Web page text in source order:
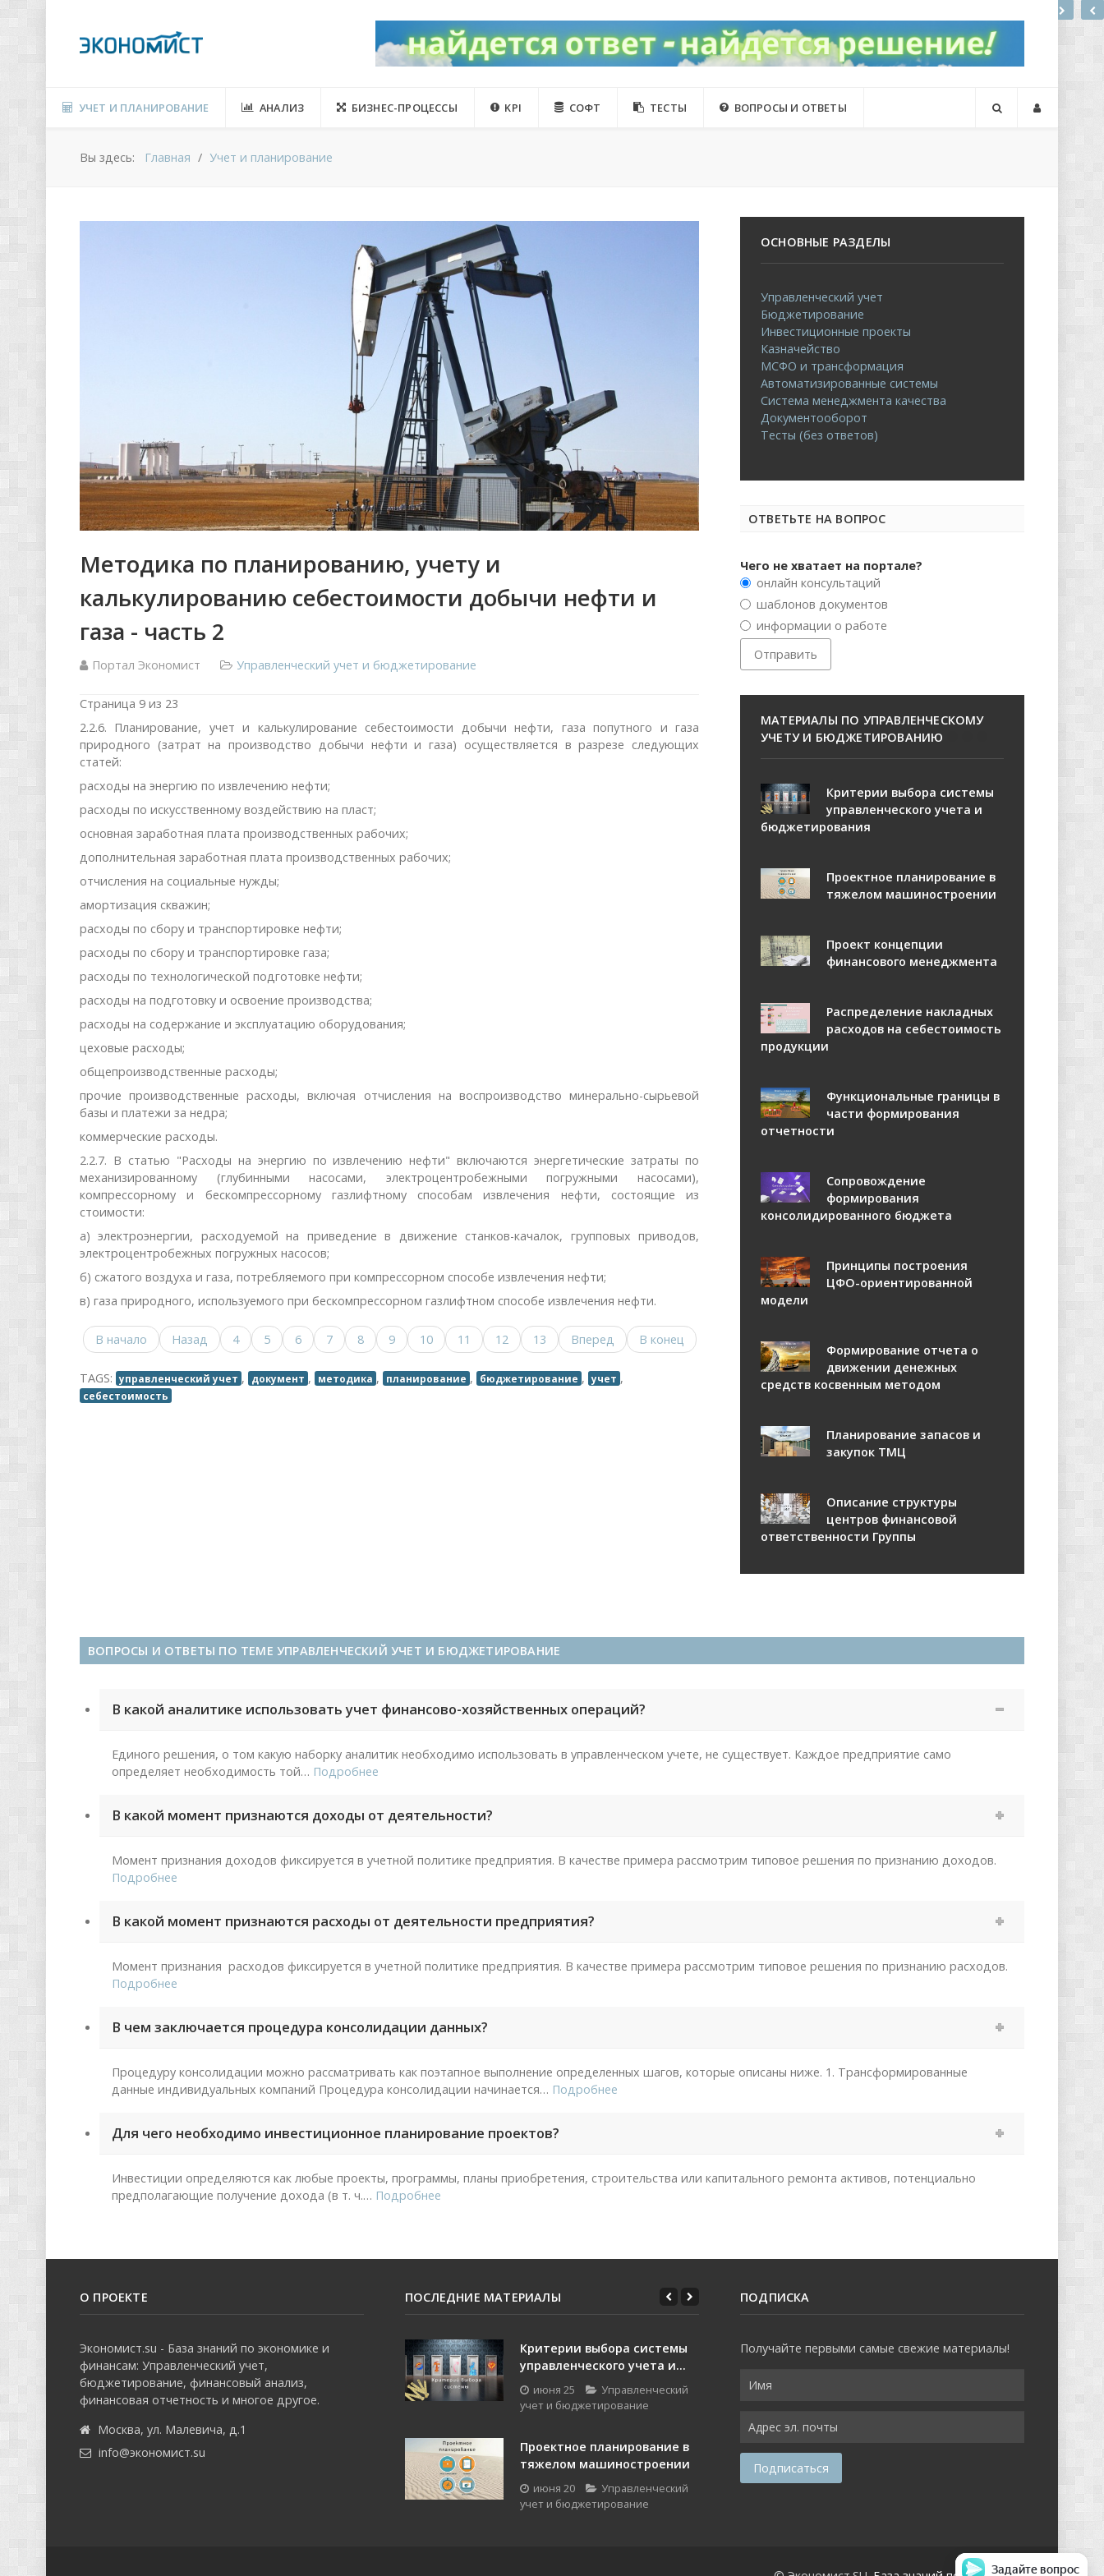
УЧЕТ И ПЛАНИРОВАНИЕ АНАЛИЗ БИЗНЕС-ПРОЦЕССЫ KPI СОФТ ТЕСТЫ ВОПРОСЫ И ОТВЕТЫ
Вы здесь: Главная Учет и планирование
Методика по планированию, учету и
калькулированию себестоимости добычи нефти и
газа - часть 2
Портал Экономист Управленческий учет и бюджетирование
Страница 9 из 23
2.2.6. Планирование, учет и калькулирование себестоимости добычи нефти, газa попутного и газа
природного (затрат на производство добычи нефти и газа) осуществляется в paзрезe следующих
статей:
расходы на энергию по извлечению нефти;
расходы по искусственному воздействию на пласт;
основная заработная плата производственных рабочих;
дополнительная заработная плата производственных рабочих;
отчисления на социальные нужды;
амортизация скважин;
расходы по сбору и транспортировке нефти;
расходы по сбору и транспортировке газа;
расходы по технологической подготовке нефти;
расходы на подготовку и освоение производства;
расходы на содержание и эксплуатацию оборудования;
цеховые расходы;
общепроизводственные расходы;
прочие производственные расходы, включая отчисления на воспроизводство минерально-сырьевой
базы и платежи за недра;
коммерческие расходы.
2.2.7. В статью "Расходы на энергию по извлечению нефти" включаются энергетические затраты по
механизированному (глубинными насосами, электроцентробежными погружными насосами),
компрессорному и бескомпрессорному газлифтному способам извлечения нефти, состоящие из
стоимости:
а) электроэнергии, расходуемой на приведение в движение станков-качалок, групповых приводов,
электроцентробежных погружных насосов;
б) сжатого воздуха и газa, потребляемого при компрессорном способе извлечения нефти;
в) газа природного, используемого при бескомпрессорном газлифтном способе извлечения нефти.
В начало Назад 4 5 6 7 8 9 10 11 12 13 Вперед В конец
TAGS: управленческий учет , документ , методика , планирование , бюджетирование , учет ,
себестоимость
ОСНОВНЫЕ РАЗДЕЛЫ
Управленческий учет
Бюджетирование
Инвестиционные проекты
Казначейство
МСФО и трансформация
Автоматизированные системы
Система менеджмента качества
Документооборот
Тесты (без ответов)
ОТВЕТЬТЕ НА ВОПРОС
Чего не хватает на портале?
онлайн консультаций
шаблонов документов
информации о работе
МАТЕРИАЛЫ ПО УПРАВЛЕНЧЕСКОМУ
УЧЕТУ И БЮДЖЕТИРОВАНИЮ
Критерии выбора системы
управленческого учета и
бюджетирования
Проектное планирование в
тяжелом машиностроении
Проект концепции
финансового менеджмента
Распределение накладных
расходов на себестоимость
продукции
Функциональные границы в
части формирования
отчетности
Сопровождение
формирования
консолидированного бюджета
Принципы построения
ЦФО-ориентированной
модели
Формирование отчета о
движении денежных
средств косвенным методом
Планирование запасов и
закупок ТМЦ
Описание структуры
центров финансовой
ответственности Группы
ВОПРОСЫ И ОТВЕТЫ ПО ТЕМЕ УПРАВЛЕНЧЕСКИЙ УЧЕТ И БЮДЖЕТИРОВАНИЕ
В какой аналитике использовать учет финансово-хозяйственных операций?
Единого решения, о том какую наборку аналитик необходимо использовать в управленческом учете, не существует. Каждое предприятие само
определяет необходимость той… Подробнее
В какой момент признаются доходы от деятельности?
Момент признания доходов фиксируется в учетной политике предприятия. В качестве примера рассмотрим типовое решения по признанию доходов.
Подробнее
В какой момент признаются расходы от деятельности предприятия?
Момент признания расходов фиксируется в учетной политике предприятия. В качестве примера рассмотрим типовое решения по признанию расходов.
Подробнее
В чем заключается процедура консолидации данных?
Процедуру консолидации можно рассматривать как поэтапное выполнение определенных шагов, которые описаны ниже. 1. Трансформированные
данные индивидуальных компаний Процедура консолидации начинается… Подробнее
Для чего необходимо инвестиционное планирование проектов?
Инвестиции определяются как любые проекты, программы, планы приобретения, строительства или капитального ремонта активов, потенциально
предполагающие получение дохода (в т. ч.… Подробнее
О ПРОЕКТЕ
Экономист.su - База знаний по экономике и
финансам: Управленческий учет,
бюджетирование, финансовый анализ,
финансовая отчетность и многое другое.
Москва, ул. Малевича, д.1
info@экономист.su
ПОСЛЕДНИЕ МАТЕРИАЛЫ
Критерии выбора системы
управленческого учета и...
июня 25
Управленческий
учет и бюджетирование
Проектное планирование в
тяжелом машиностроении
июня 20
Управленческий
учет и бюджетирование
ПОДПИСКА
Получайте первыми самые свежие материалы!
Задайте вопрос